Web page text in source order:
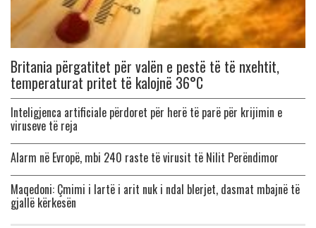
Britania përgatitet për valën e pestë të të nxehtit,
temperaturat pritet të kalojnë 36°C
Inteligjenca artificiale përdoret për herë të parë për krijimin e
viruseve të reja
Alarm në Evropë, mbi 240 raste të virusit të Nilit Perëndimor
Maqedoni: Çmimi i lartë i arit nuk i ndal blerjet, dasmat mbajnë të
gjallë kërkesën